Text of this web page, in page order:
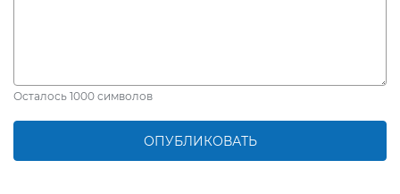
Осталось 1000 символов
ОПУБЛИКОВАТЬ